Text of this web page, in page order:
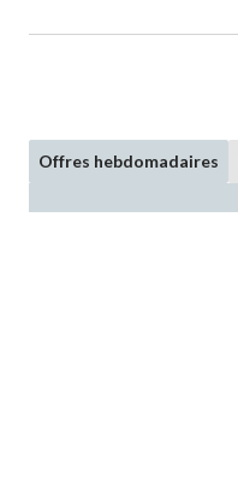
Offres hebdomadaires